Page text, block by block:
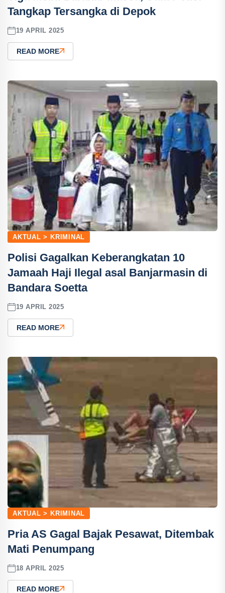
Tangkap Tersangka di Depok
19 APRIL 2025
READ MORE
AKTUAL > KRIMINAL
Polisi Gagalkan Keberangkatan 10
Jamaah Haji Ilegal asal Banjarmasin di
Bandara Soetta
19 APRIL 2025
READ MORE
AKTUAL > KRIMINAL
Pria AS Gagal Bajak Pesawat, Ditembak
Mati Penumpang
18 APRIL 2025
READ MORE